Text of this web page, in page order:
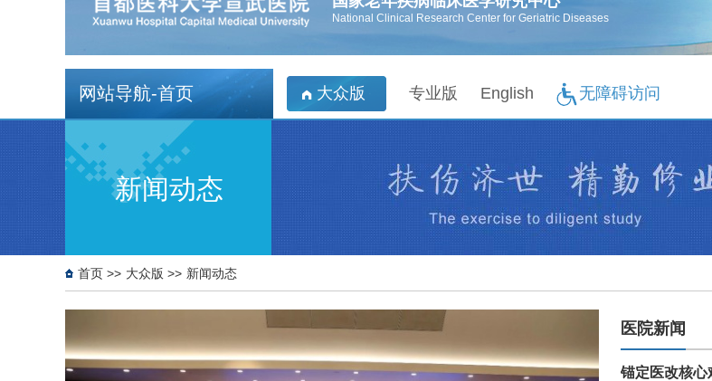
National Clinical Research Center for Geriatric Diseases
网站导航-首页 大众版 专业版 English 无障碍访问
新闻动态
首页 >> 大众版 >> 新闻动态
医院新闻
锚定医改核